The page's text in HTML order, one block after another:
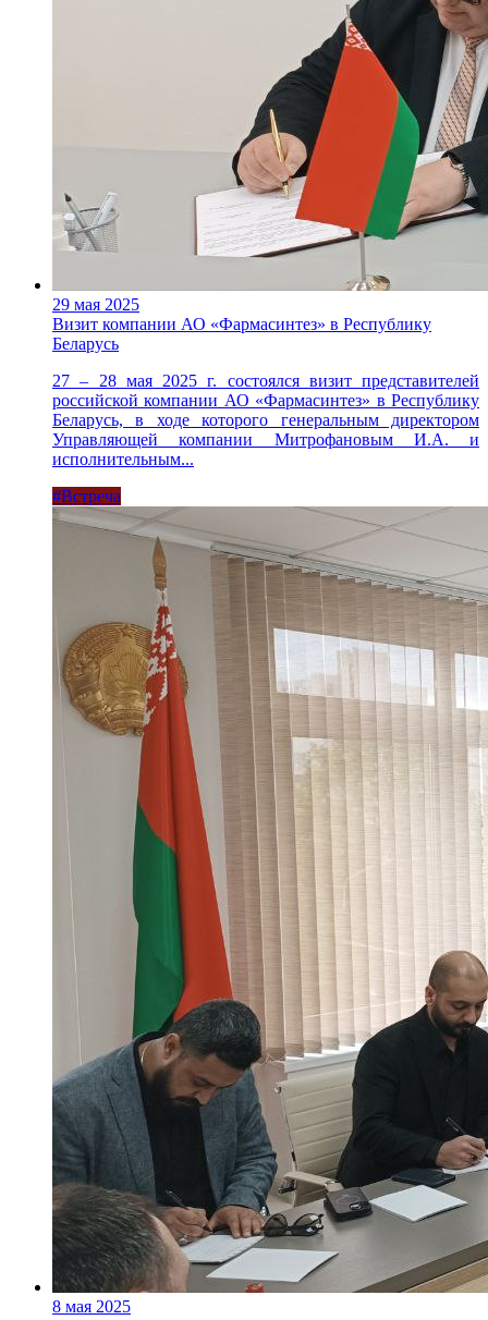
29 мая 2025
Визит компании АО «Фармасинтез» в Республику
Беларусь
27 – 28 мая 2025 г. состоялся визит представителей
российской компании АО «Фармасинтез» в Республику
Беларусь, в ходе которого генеральным директором
Управляющей компании Митрофановым И.А. и
исполнительным...
#Встреча
8 мая 2025